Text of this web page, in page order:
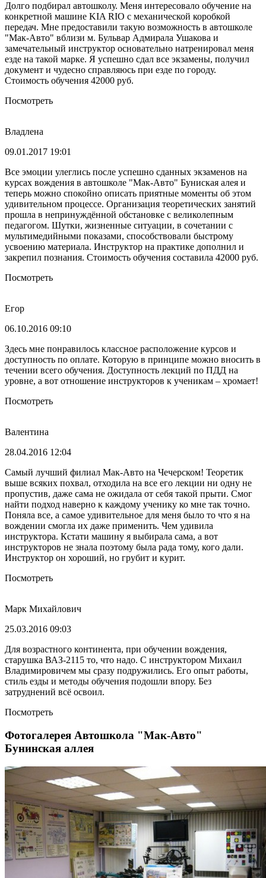
Долго подбирал автошколу. Меня интересовало обучение на
конкретной машине KIA RIO с механической коробкой
передач. Мне предоставили такую возможность в автошколе
"Мак-Авто" вблизи м. Бульвар Адмирала Ушакова и
замечательный инструктор основательно натренировал меня
езде на такой марке. Я успешно сдал все экзамены, получил
документ и чудесно справляюсь при езде по городу.
Стоимость обучения 42000 руб.
Посмотреть
Владлена
09.01.2017 19:01
Все эмоции улеглись после успешно сданных экзаменов на
курсах вождения в автошколе "Мак-Авто" Буниская алея и
теперь можно спокойно описать приятные моменты об этом
удивительном процессе. Организация теоретических занятий
прошла в непринуждённой обстановке с великолепным
педагогом. Шутки, жизненные ситуации, в сочетании с
мультимедийными показами, способствовали быстрому
усвоению материала. Инструктор на практике дополнил и
закрепил познания. Стоимость обучения составила 42000 руб.
Посмотреть
Егор
06.10.2016 09:10
Здесь мне понравилось классное расположение курсов и
доступность по оплате. Которую в принципе можно вносить в
течении всего обучения. Доступность лекций по ПДД на
уровне, а вот отношение инструкторов к ученикам – хромает!
Посмотреть
Валентина
28.04.2016 12:04
Самый лучший филиал Мак-Авто на Чечерском! Теоретик
выше всяких похвал, отходила на все его лекции ни одну не
пропустив, даже сама не ожидала от себя такой прыти. Смог
найти подход наверно к каждому ученику ко мне так точно.
Поняла все, а самое удивительное для меня было то что я на
вождении смогла их даже применить. Чем удивила
инструктора. Кстати машину я выбирала сама, а вот
инструкторов не знала поэтому была рада тому, кого дали.
Инструктор он хороший, но грубит и курит.
Посмотреть
Марк Михайлович
25.03.2016 09:03
Для возрастного континента, при обучении вождения,
старушка ВАЗ-2115 то, что надо. С инструктором Михаил
Владимировичем мы сразу подружились. Его опыт работы,
стиль езды и методы обучения подошли впору. Без
затруднений всё освоил.
Посмотреть
Фотогалерея Автошкола "Мак-Авто"
Бунинская аллея